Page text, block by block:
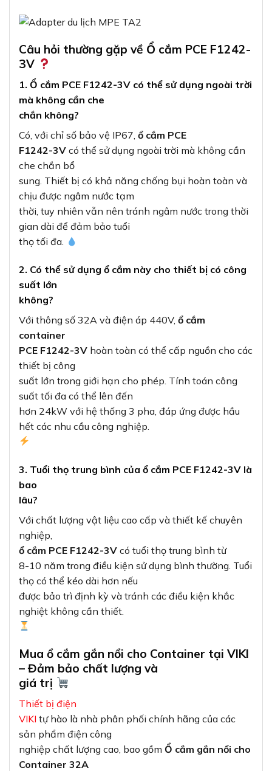
Câu hỏi thường gặp về Ổ cắm PCE F1242-
3V
1. Ổ cắm PCE F1242-3V có thể sử dụng ngoài trời
mà không cần che
chắn không?
Có, với chỉ số bảo vệ IP67, ổ cắm PCE
F1242-3V có thể sử dụng ngoài trời mà không cần
che chắn bổ
sung. Thiết bị có khả năng chống bụi hoàn toàn và
chịu được ngâm nước tạm
thời, tuy nhiên vẫn nên tránh ngâm nước trong thời
gian dài để đảm bảo tuổi
thọ tối đa.
2. Có thể sử dụng ổ cắm này cho thiết bị có công
suất lớn
không?
Với thông số 32A và điện áp 440V, ổ cắm
container
PCE F1242-3V hoàn toàn có thể cấp nguồn cho các
thiết bị công
suất lớn trong giới hạn cho phép. Tính toán công
suất tối đa có thể lên đến
hơn 24kW với hệ thống 3 pha, đáp ứng được hầu
hết các nhu cầu công nghiệp.
3. Tuổi thọ trung bình của ổ cắm PCE F1242-3V là
bao
lâu?
Với chất lượng vật liệu cao cấp và thiết kế chuyên
nghiệp,
ổ cắm PCE F1242-3V có tuổi thọ trung bình từ
8-10 năm trong điều kiện sử dụng bình thường. Tuổi
thọ có thể kéo dài hơn nếu
được bảo trì định kỳ và tránh các điều kiện khắc
nghiệt không cần thiết.
Mua ổ cắm gắn nổi cho Container tại VIKI
– Đảm bảo chất lượng và
giá trị
Thiết bị điện
VIKI tự hào là nhà phân phối chính hãng của các
sản phẩm điện công
nghiệp chất lượng cao, bao gồm Ổ cắm gắn nổi cho
Container 32A